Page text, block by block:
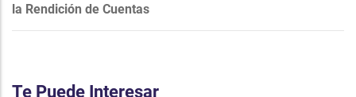
la Rendición de Cuentas
Te Puede Interesar